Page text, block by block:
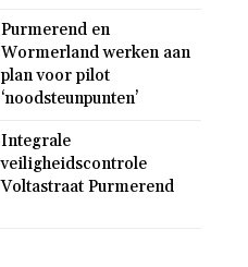
Purmerend en
Wormerland werken aan
plan voor pilot
‘noodsteunpunten’
Integrale
veiligheidscontrole
Voltastraat Purmerend